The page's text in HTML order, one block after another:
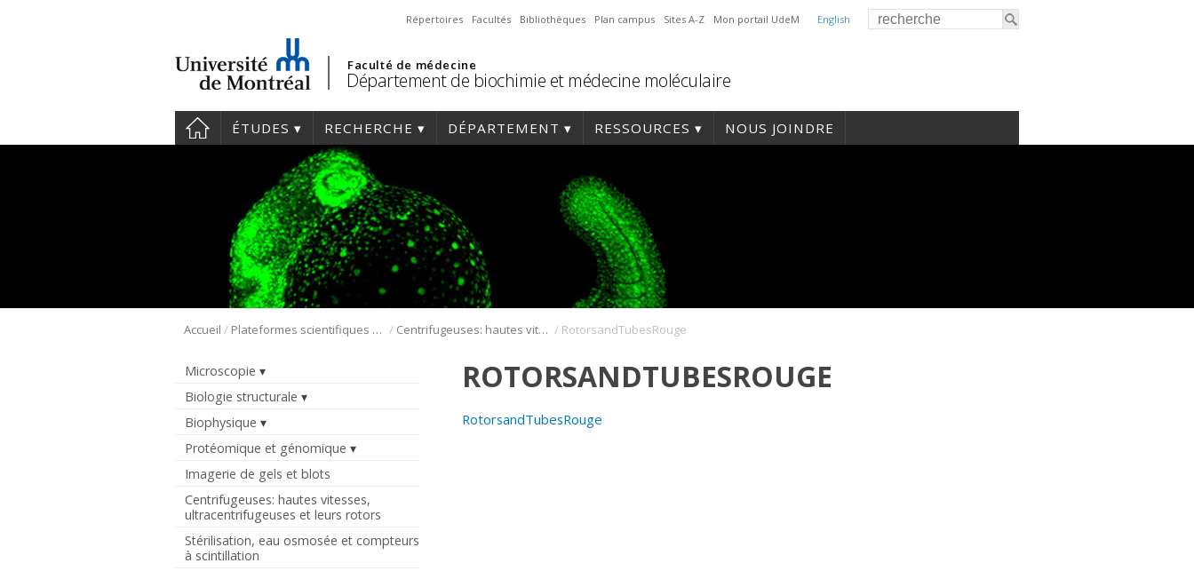
English
Répertoires Facultés Bibliothèques Plan campus Sites A-Z Mon portail UdeM
Faculté de médecine
Département de biochimie et médecine moléculaire
ÉTUDES RECHERCHE DÉPARTEMENT RESSOURCES NOUS JOINDRE
Accueil / Plateformes scientifiques BMM / Centrifugeuses: hautes vitesses, ultracentrifugeuses et leurs rotors / RotorsandTubesRouge
Microscopie
Biologie structurale
Biophysique
Protéomique et génomique
Imagerie de gels et blots
Centrifugeuses: hautes vitesses,
ultracentrifugeuses et leurs rotors
Stérilisation, eau osmosée et compteurs
à scintillation
ROTORSANDTUBESROUGE
RotorsandTubesRouge